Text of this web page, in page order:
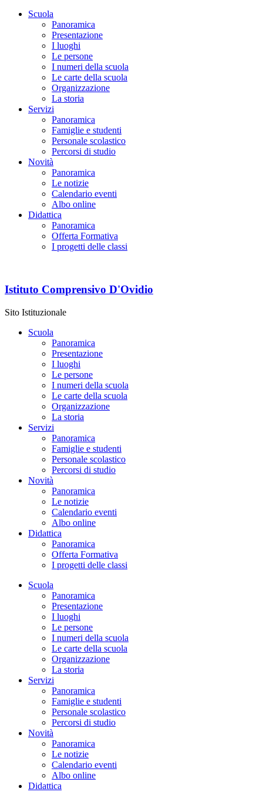
Scuola
Panoramica
Presentazione
I luoghi
Le persone
I numeri della scuola
Le carte della scuola
Organizzazione
La storia
Servizi
Panoramica
Famiglie e studenti
Personale scolastico
Percorsi di studio
Novità
Panoramica
Le notizie
Calendario eventi
Albo online
Didattica
Panoramica
Offerta Formativa
I progetti delle classi
Istituto Comprensivo D'Ovidio
Sito Istituzionale
Scuola
Panoramica
Presentazione
I luoghi
Le persone
I numeri della scuola
Le carte della scuola
Organizzazione
La storia
Servizi
Panoramica
Famiglie e studenti
Personale scolastico
Percorsi di studio
Novità
Panoramica
Le notizie
Calendario eventi
Albo online
Didattica
Panoramica
Offerta Formativa
I progetti delle classi
Scuola
Panoramica
Presentazione
I luoghi
Le persone
I numeri della scuola
Le carte della scuola
Organizzazione
La storia
Servizi
Panoramica
Famiglie e studenti
Personale scolastico
Percorsi di studio
Novità
Panoramica
Le notizie
Calendario eventi
Albo online
Didattica